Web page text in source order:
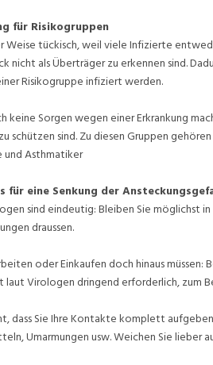
für Risikogruppen
Weise tückisch, weil viele Infizierte
nicht als Überträger zu erkennen sind.
Risikogruppe infiziert werden.
keine Sorgen wegen einer Erkrankung
schützen sind. Zu diesen Gruppen
und Asthmatiker
für eine Senkung der
sind eindeutig: Bleiben Sie möglichst
draussen.
oder Einkaufen doch hinaus
Virologen dringend erforderlich, zum
dass Sie Ihre Kontakte komplett
Umarmungen usw. Weichen Sie